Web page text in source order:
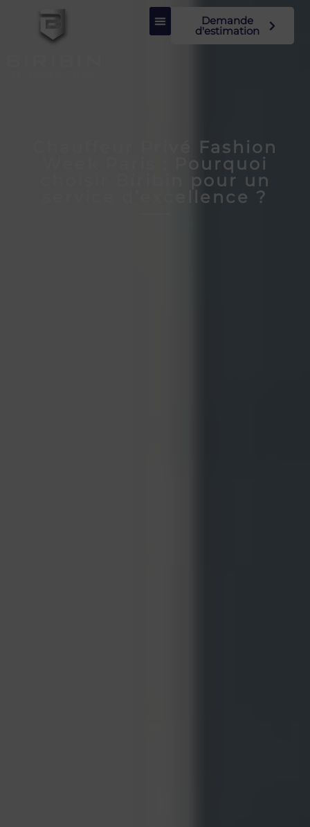
Demande
d'estimation
Chauffeur Privé Fashion
Week Paris : Pourquoi
choisir Biribin pour un
service d’excellence ?